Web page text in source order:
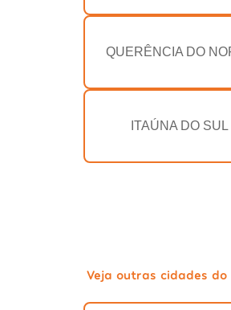
QUERÊNCIA DO
ITAÚNA DO SUL
Veja outras cidades